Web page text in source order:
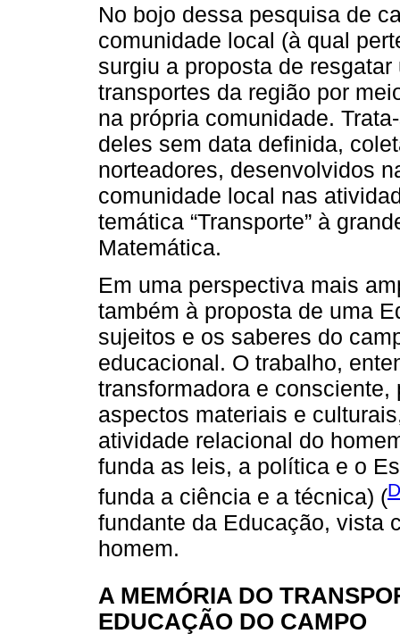
No bojo dessa pesquisa de
comunidade local (à qual
surgiu a proposta de
transportes da região por
na própria comunidade.
deles sem data definida,
norteadores, desenvolvidos
comunidade local nas
temática “Transporte” à
Matemática.
Em uma perspectiva mais
também à proposta de uma
sujeitos e os saberes do
educacional. O trabalho,
transformadora e
aspectos materiais e
atividade relacional do
funda as leis, a política e o
funda a ciência e a técnica) (
fundante da Educação, vista
homem.
A MEMÓRIA DO
EDUCAÇÃO DO CAMPO